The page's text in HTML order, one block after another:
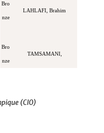
Bro
nze
LAHLAFI, Brahim
Bro
nze
TAMSAMANI,
(CIO)